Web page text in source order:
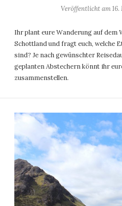
Veröffentlicht am
Ihr plant eure Wanderung auf dem
Schottland und fragt euch, welche
sind? Je nach gewünschter
geplanten Abstechern könnt ihr
zusammenstellen.